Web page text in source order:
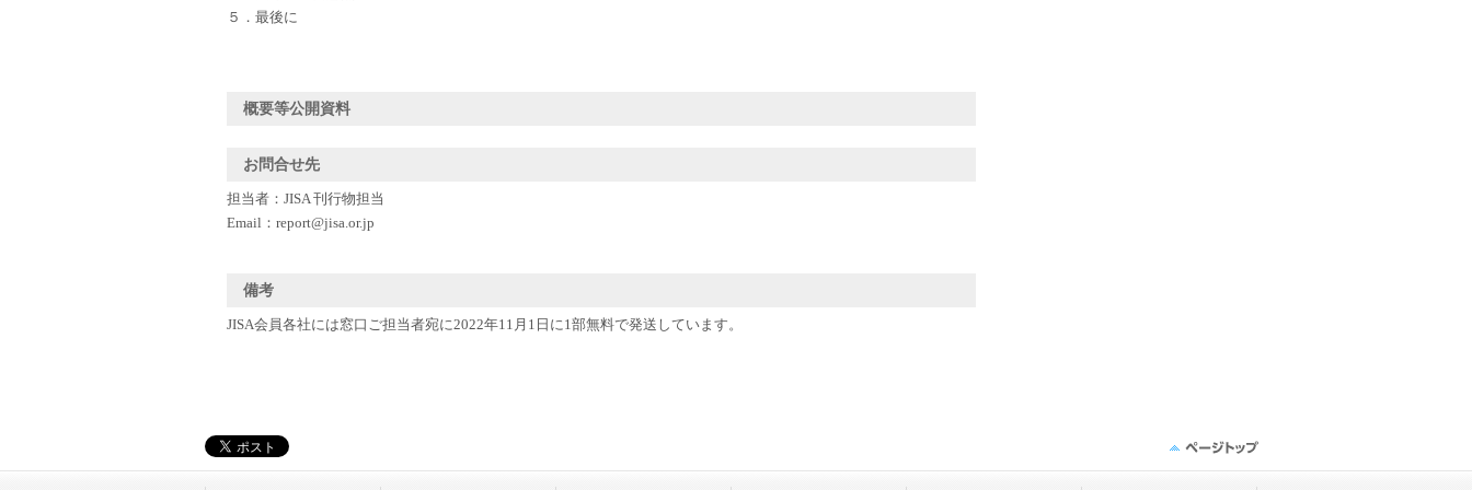
５．最後に
概要等公開資料
お問合せ先
担当者：JISA 刊行物担当
Email：report@jisa.or.jp
備考
JISA会員各社には窓口ご担当者宛に2022年11月1日に1部無料で発送しています。